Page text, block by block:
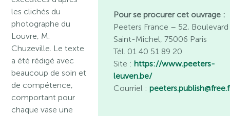
les clichés du
photographe du
Louvre, M.
Chuzeville. Le texte
a été rédigé avec
beaucoup de soin et
de compétence,
comportant pour
chaque vase une
Pour se procurer cet ouvrage :
Peeters France – 52, Boulevard
Saint-Michel, 75006 Paris
Tél. 01 40 51 89 20
Site :https://www.peeters-
leuven.be/
Courriel :